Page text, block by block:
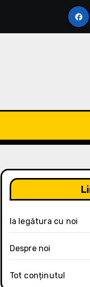
PMS Stare:
Ia legătura cu noi
Despre noi
Tot conținutul